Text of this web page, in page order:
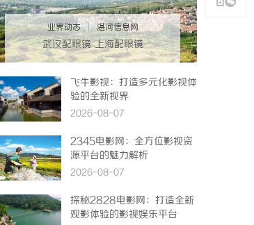
业界动态 | 湛河信息网
武汉配眼镜 上海配眼镜
飞牛影视：打造多元化影视体
验的全新视界
2026-08-07
2345电影网：全方位影视资
源平台的魅力解析
2026-08-07
探秘2828电影网：打造全新
观影体验的影视娱乐平台